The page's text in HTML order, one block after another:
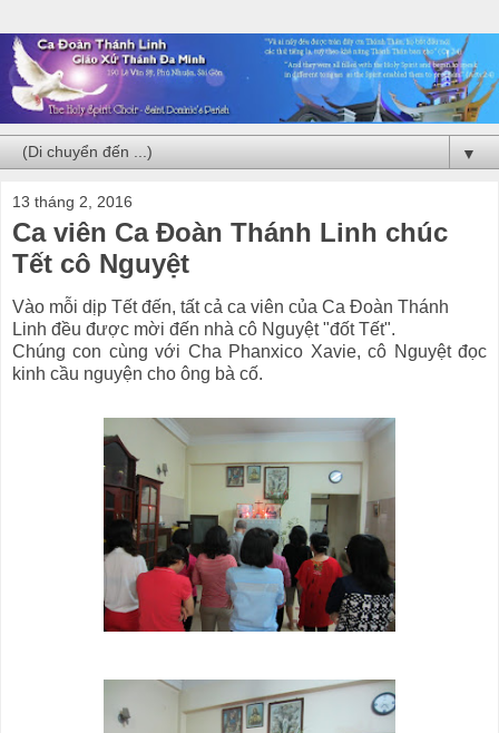
▼
13 tháng 2, 2016
Ca viên Ca Đoàn Thánh Linh chúc
Tết cô Nguyệt
Vào mỗi dịp Tết đến, tất cả ca viên của Ca Đoàn Thánh
Linh đều được mời đến nhà cô Nguyệt "đốt Tết".
Chúng con cùng với Cha Phanxico Xavie, cô Nguyệt đọc
kinh cầu nguyện cho ông bà cố.